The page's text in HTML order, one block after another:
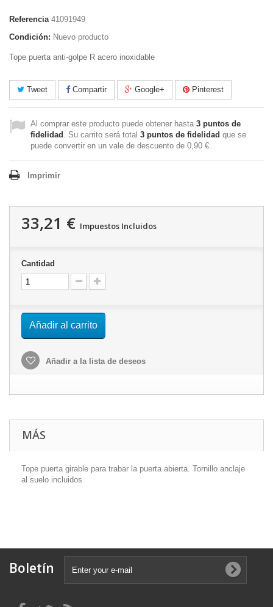
Referencia 41091949
Condición: Nuevo producto
Tope puerta anti-golpe R acero inoxidable
Tweet Compartir Google+ Pinterest
Al comprar este producto puede obtener hasta 3 puntos de
fidelidad . Su carrito será total 3 puntos de fidelidad que se
puede convertir en un vale de descuento de 0,90 €.
Imprimir
33,21 € Impuestos Incluidos
Cantidad
Añadir al carrito
Añadir a la lista de deseos
MÁS
Tope puerta girable para trabar la puerta abierta. Tornillo anclaje
al suelo incluidos
Boletín